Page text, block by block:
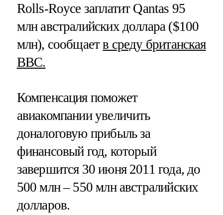
Rolls-Royce заплатит Qantas 95
млн австралийских доллара ($100
млн), сообщаетв среду британская
ВВС.
Компенсация поможет
авиакомпании увеличить
доналоговую прибыль за
финансовый год, который
завершится 30 июня 2011 года, до
500 млн – 550 млн австралийских
долларов.